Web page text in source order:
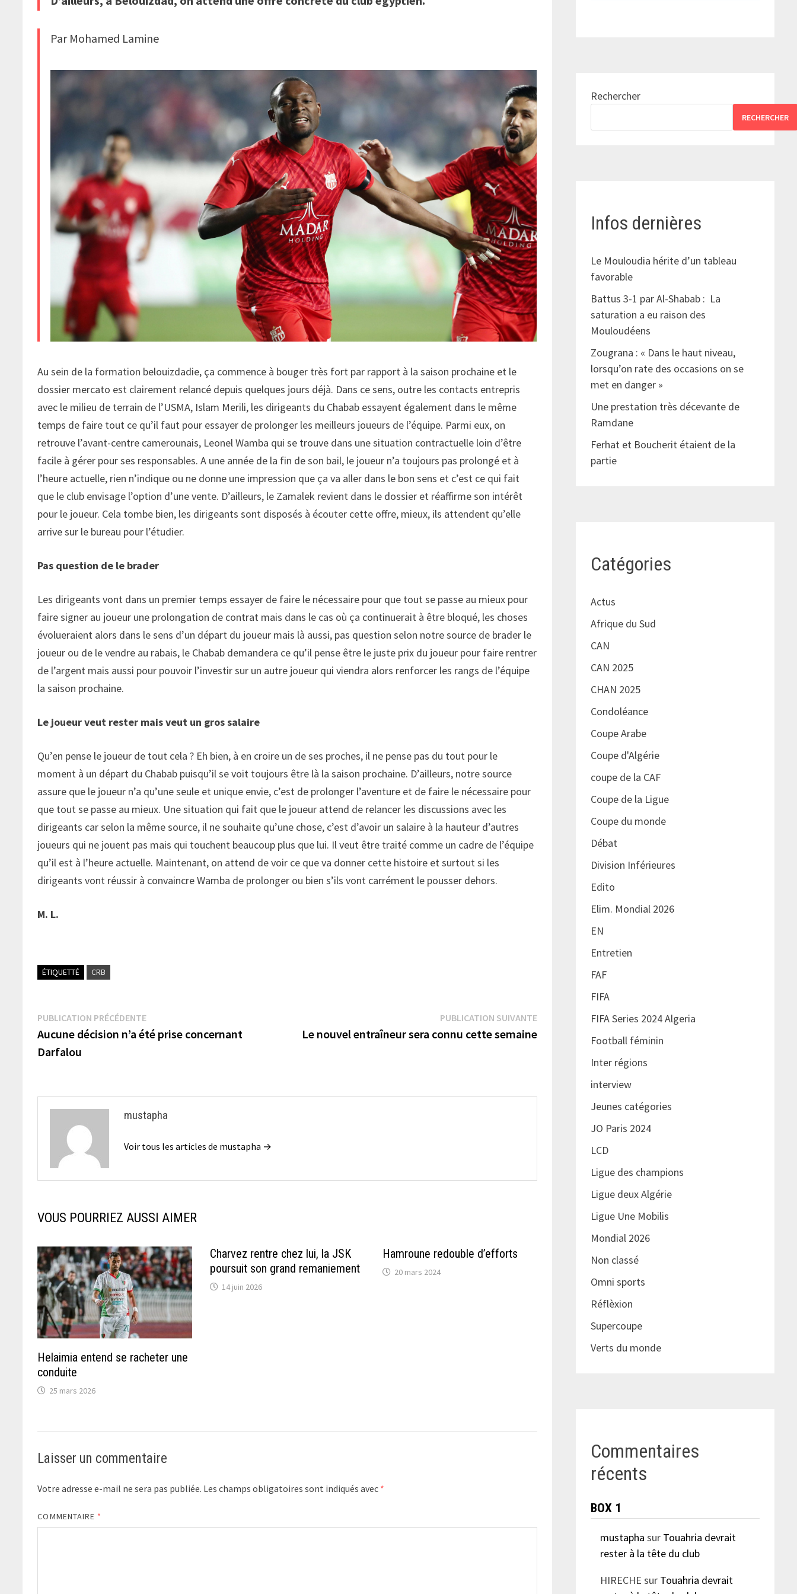
Par Mohamed Lamine
Au sein de la formation belouizdadie, ça commence à bouger très fort par rapport à la saison prochaine et le
dossier mercato est clairement relancé depuis quelques jours déjà. Dans ce sens, outre les contacts entrepris
avec le milieu de terrain de l’USMA, Islam Merili, les dirigeants du Chabab essayent également dans le même
temps de faire tout ce qu’il faut pour essayer de prolonger les meilleurs joueurs de l’équipe. Parmi eux, on
retrouve l’avant-centre camerounais, Leonel Wamba qui se trouve dans une situation contractuelle loin d’être
facile à gérer pour ses responsables. A une année de la fin de son bail, le joueur n’a toujours pas prolongé et à
l’heure actuelle, rien n’indique ou ne donne une impression que ça va aller dans le bon sens et c’est ce qui fait
que le club envisage l’option d’une vente. D’ailleurs, le Zamalek revient dans le dossier et réaffirme son intérêt
pour le joueur. Cela tombe bien, les dirigeants sont disposés à écouter cette offre, mieux, ils attendent qu’elle
arrive sur le bureau pour l’étudier.
Pas question de le brader
Les dirigeants vont dans un premier temps essayer de faire le nécessaire pour que tout se passe au mieux pour
faire signer au joueur une prolongation de contrat mais dans le cas où ça continuerait à être bloqué, les choses
évolueraient alors dans le sens d’un départ du joueur mais là aussi, pas question selon notre source de brader le
joueur ou de le vendre au rabais, le Chabab demandera ce qu’il pense être le juste prix du joueur pour faire rentrer
de l’argent mais aussi pour pouvoir l’investir sur un autre joueur qui viendra alors renforcer les rangs de l’équipe
la saison prochaine.
Le joueur veut rester mais veut un gros salaire
Qu’en pense le joueur de tout cela ? Eh bien, à en croire un de ses proches, il ne pense pas du tout pour le
moment à un départ du Chabab puisqu’il se voit toujours être là la saison prochaine. D’ailleurs, notre source
assure que le joueur n’a qu’une seule et unique envie, c’est de prolonger l’aventure et de faire le nécessaire pour
que tout se passe au mieux. Une situation qui fait que le joueur attend de relancer les discussions avec les
dirigeants car selon la même source, il ne souhaite qu’une chose, c’est d’avoir un salaire à la hauteur d’autres
joueurs qui ne jouent pas mais qui touchent beaucoup plus que lui. Il veut être traité comme un cadre de l’équipe
qu’il est à l’heure actuelle. Maintenant, on attend de voir ce que va donner cette histoire et surtout si les
dirigeants vont réussir à convaincre Wamba de prolonger ou bien s’ils vont carrément le pousser dehors.
M. L.
ÉTIQUETTÉ CRB
Navigation
de
PUBLICATION PRÉCÉDENTEPublication
précédente :
Aucune décision n’a été prise concernant
Darfalou
PUBLICATION SUIVANTEPublication
suivante :
Le nouvel entraîneur sera connu cette semaine
mustapha
Voir tous les articles de mustapha →
VOUS POURRIEZ AUSSI AIMER
Helaimia entend se racheter une
conduite
25 mars 2026
Charvez rentre chez lui, la JSK
poursuit son grand remaniement
14 juin 2026
Hamroune redouble d’efforts
20 mars 2024
Laisser un commentaire
Votre adresse e-mail ne sera pas publiée. Les champs obligatoires sont indiqués avec *
COMMENTAIRE *
Rechercher
RECHERCHER
Infos dernières
Le Mouloudia hérite d’un tableau
favorable
Battus 3-1 par Al-Shabab : La
saturation a eu raison des
Mouloudéens
Zougrana : « Dans le haut niveau,
lorsqu’on rate des occasions on se
met en danger »
Une prestation très décevante de
Ramdane
Ferhat et Boucherit étaient de la
partie
Catégories
Actus
Afrique du Sud
CAN
CAN 2025
CHAN 2025
Condoléance
Coupe Arabe
Coupe d'Algérie
coupe de la CAF
Coupe de la Ligue
Coupe du monde
Débat
Division Inférieures
Edito
Elim. Mondial 2026
EN
Entretien
FAF
FIFA
FIFA Series 2024 Algeria
Football féminin
Inter régions
interview
Jeunes catégories
JO Paris 2024
LCD
Ligue des champions
Ligue deux Algérie
Ligue Une Mobilis
Mondial 2026
Non classé
Omni sports
Réflèxion
Supercoupe
Verts du monde
Commentaires
récents
BOX 1
mustapha sur Touahria devrait
rester à la tête du club
HIRECHE sur Touahria devrait